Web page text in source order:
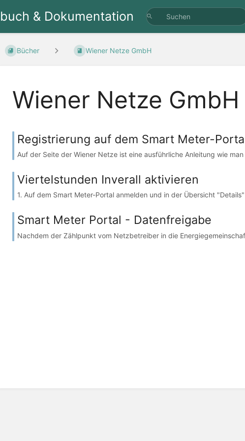
& Dokumentation
Bücher Wiener Netze GmbH
Wiener Netze GmbH
Registrierung auf dem Smart Meter-
Auf der Seite der Wiener Netze ist eine ausführliche Anleitung wie
Viertelstunden Inverall aktivieren
1. Auf dem Smart Meter-Portal anmelden und in der Übersicht
Smart Meter Portal - Datenfreigabe
Nachdem der Zählpunkt vom Netzbetreiber in die